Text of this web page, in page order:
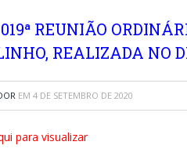
REUNIÃO
REALIZADA NO
EM 4 DE SETEMBRO DE 2020
para visualizar